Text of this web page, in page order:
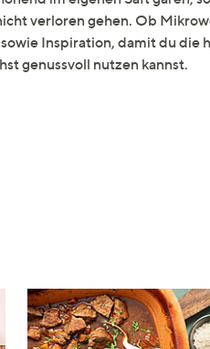
verloren gehen. Ob
Inspiration, damit du
genussvoll nutzen kannst.